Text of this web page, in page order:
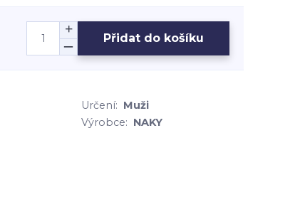
Přidat do košíku
Určení: Muži
Výrobce: NAKY